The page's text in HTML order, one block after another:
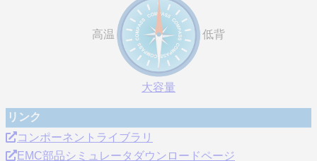
高温 低背
大容量
リンク
コンポーネントライブラリ
EMC部品シミュレータダウンロードページ